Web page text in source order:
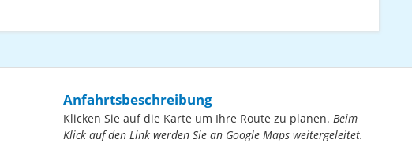
Anfahrtsbeschreibung
Klicken Sie auf die Karte um Ihre Route zu planen. Beim
Klick auf den Link werden Sie an Google Maps weitergeleitet.